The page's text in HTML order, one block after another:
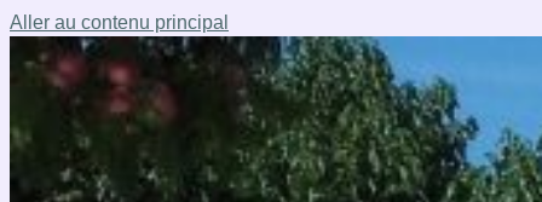
Aller au contenu principal